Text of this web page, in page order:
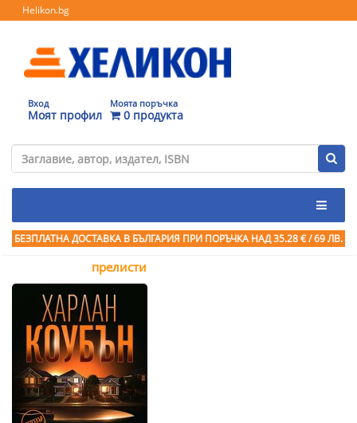
Helikon.bg
Вход
Моят профил
Моята поръчка
0 продукта
БЕЗПЛАТНА ДОСТАВКА В БЪЛГАРИЯ ПРИ ПОРЪЧКА НАД 35.28 € / 69 ЛВ.
прелисти